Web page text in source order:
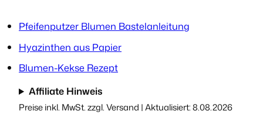
Pfeifenputzer Blumen Bastelanleitung
Hyazinthen aus Papier
Blumen-Kekse Rezept
Affiliate Hinweis
Preise inkl. MwSt. zzgl. Versand | Aktualisiert: 8.08.2026